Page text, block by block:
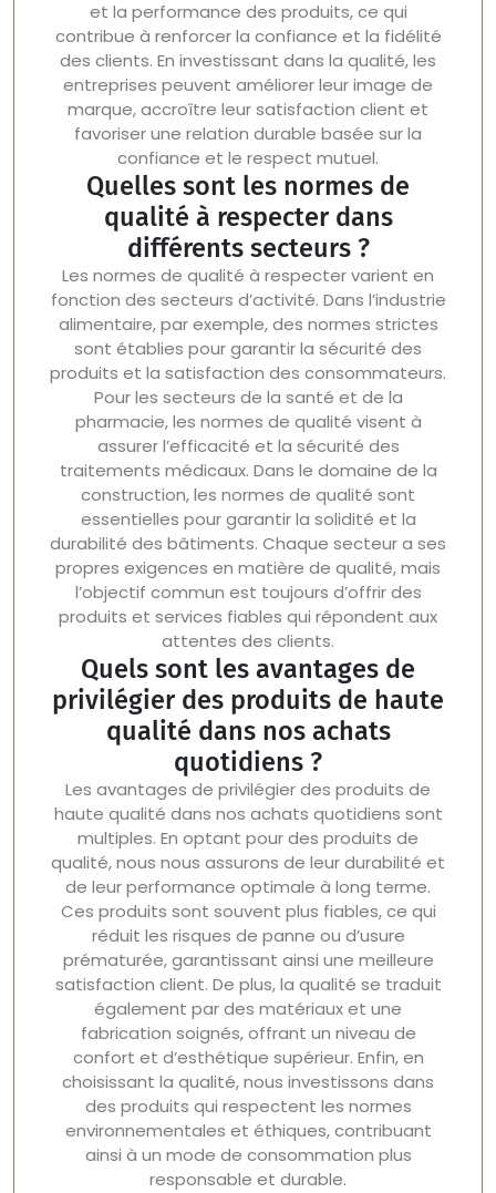
et la performance des produits, ce qui
contribue à renforcer la confiance et la fidélité
des clients. En investissant dans la qualité, les
entreprises peuvent améliorer leur image de
marque, accroître leur satisfaction client et
favoriser une relation durable basée sur la
confiance et le respect mutuel.
Quelles sont les normes de
qualité à respecter dans
différents secteurs ?
Les normes de qualité à respecter varient en
fonction des secteurs d’activité. Dans l’industrie
alimentaire, par exemple, des normes strictes
sont établies pour garantir la sécurité des
produits et la satisfaction des consommateurs.
Pour les secteurs de la santé et de la
pharmacie, les normes de qualité visent à
assurer l’efficacité et la sécurité des
traitements médicaux. Dans le domaine de la
construction, les normes de qualité sont
essentielles pour garantir la solidité et la
durabilité des bâtiments. Chaque secteur a ses
propres exigences en matière de qualité, mais
l’objectif commun est toujours d’offrir des
produits et services fiables qui répondent aux
attentes des clients.
Quels sont les avantages de
privilégier des produits de haute
qualité dans nos achats
quotidiens ?
Les avantages de privilégier des produits de
haute qualité dans nos achats quotidiens sont
multiples. En optant pour des produits de
qualité, nous nous assurons de leur durabilité et
de leur performance optimale à long terme.
Ces produits sont souvent plus fiables, ce qui
réduit les risques de panne ou d’usure
prématurée, garantissant ainsi une meilleure
satisfaction client. De plus, la qualité se traduit
également par des matériaux et une
fabrication soignés, offrant un niveau de
confort et d’esthétique supérieur. Enfin, en
choisissant la qualité, nous investissons dans
des produits qui respectent les normes
environnementales et éthiques, contribuant
ainsi à un mode de consommation plus
responsable et durable.